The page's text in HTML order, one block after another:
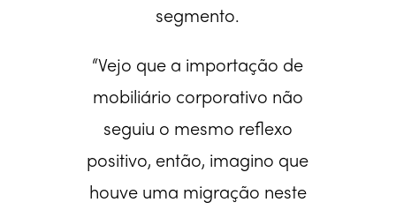
segmento.
“Vejo que a importação de
mobiliário corporativo não
seguiu o mesmo reflexo
positivo, então, imagino que
houve uma migração neste